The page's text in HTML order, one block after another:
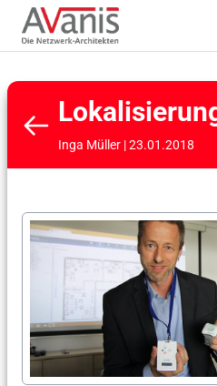
Inga Müller | 23.01.2018